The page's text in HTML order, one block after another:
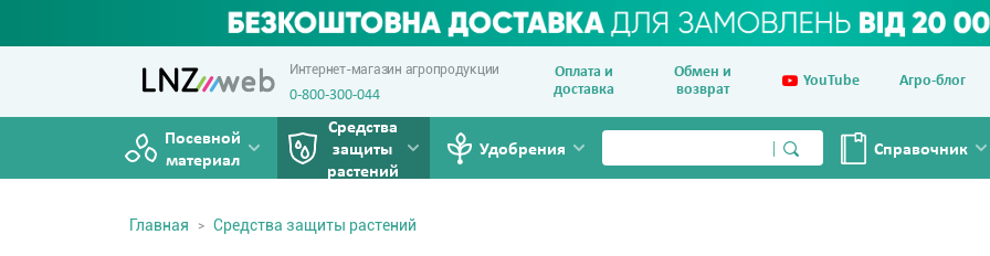
Интернет-магазин агропродукции
0-800-300-044
Оплата и
доставка
Обмен и
возврат
YouTube Агро-блог
Посевной
материал
Средства
защиты
растений
Удобрения Справочник
Главная Средства защиты растений